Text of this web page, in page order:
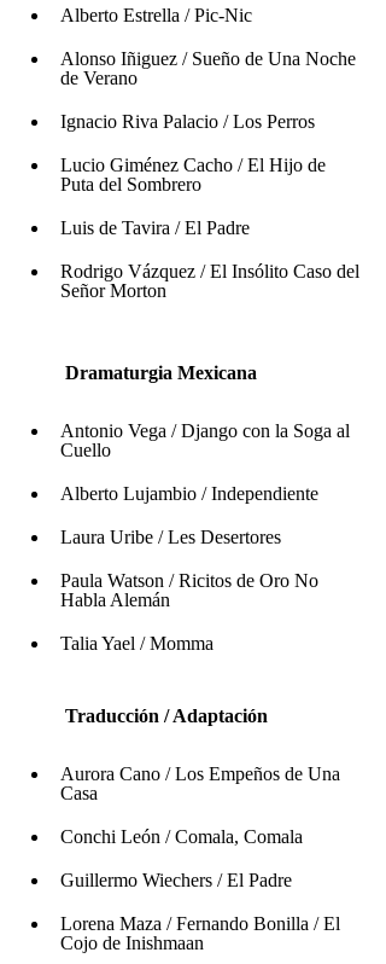
Alberto Estrella / Pic-Nic
Alonso Iñiguez / Sueño de Una Noche
de Verano
Ignacio Riva Palacio / Los Perros
Lucio Giménez Cacho / El Hijo de
Puta del Sombrero
Luis de Tavira / El Padre
Rodrigo Vázquez / El Insólito Caso del
Señor Morton
Dramaturgia Mexicana
Antonio Vega / Django con la Soga al
Cuello
Alberto Lujambio / Independiente
Laura Uribe / Les Desertores
Paula Watson / Ricitos de Oro No
Habla Alemán
Talia Yael / Momma
Traducción / Adaptación
Aurora Cano / Los Empeños de Una
Casa
Conchi León / Comala, Comala
Guillermo Wiechers / El Padre
Lorena Maza / Fernando Bonilla / El
Cojo de Inishmaan